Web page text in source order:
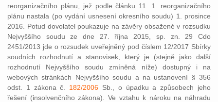
reorganizačního plánu, jež podle článku 11. 1. reorganizačního
plánu nastala (po vydání usnesení okresního soudu) 1. prosince
2016. Potud dovolatel poukazuje na závěry obsažené v rozsudku
Nejvyššího soudu ze dne 27. října 2015, sp. zn. 29 Cdo
2451/2013 jde o rozsudek uveřejněný pod číslem 12/2017 Sbírky
soudních rozhodnutí a stanovisek, který je (stejně jako další
rozhodnutí Nejvyššího soudu zmíněná níže) dostupný i na
webových stránkách Nejvyššího soudu a na ustanovení § 356
odst. 1 zákona č. 182/2006 Sb., o úpadku a způsobech jeho
řešení (insolvenčního zákona). Ve vztahu k nároku na náhradu